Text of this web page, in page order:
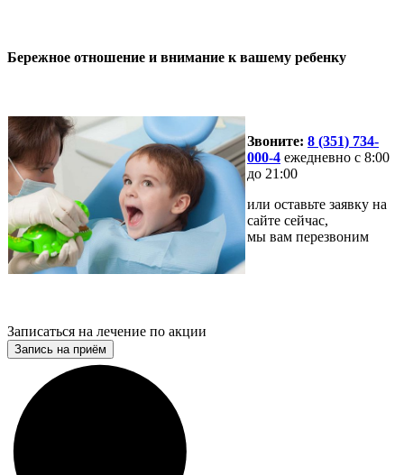
Бережное отношение и внимание к вашему ребенку
Звоните: 8 (351) 734-
000-4 ежедневно с 8:00
до 21:00
или оставьте заявку на
сайте сейчас,
мы вам перезвоним
Записаться на лечение по акции
Запись на приём